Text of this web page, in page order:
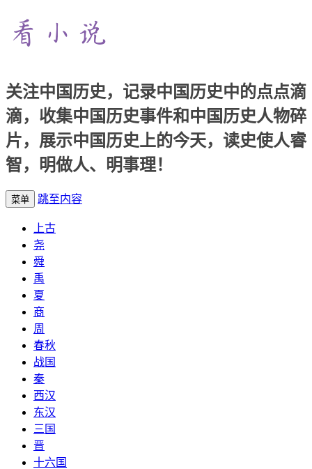
关注中国历史，记录中国历史中的点点滴
滴，收集中国历史事件和中国历史人物碎
片，展示中国历史上的今天，读史使人睿
智，明做人、明事理！
菜单 跳至内容
上古
尧
舜
禹
夏
商
周
春秋
战国
秦
西汉
东汉
三国
晋
十六国